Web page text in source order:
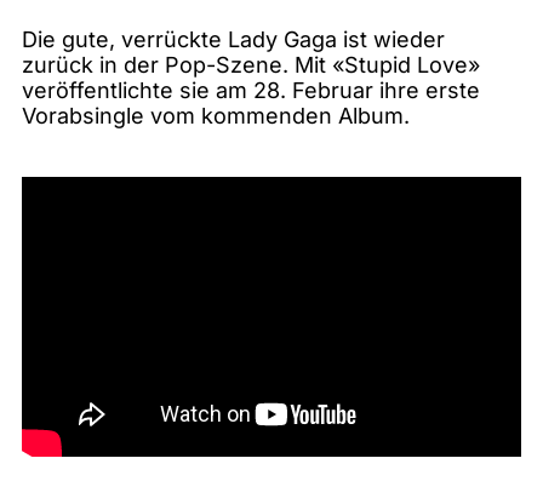
Die gute, verrückte Lady Gaga ist wieder
zurück in der Pop-Szene. Mit «Stupid Love»
veröffentlichte sie am 28. Februar ihre erste
Vorabsingle vom kommenden Album.